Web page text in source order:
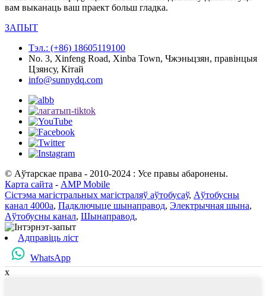
вам выканаць ваш праект больш гладка.
ЗАПЫТ
Тэл.: (+86) 18605119100
No. 3, Xinfeng Road, Xinba Town, Чжэньцзян, правінцыя
Цзянсу, Кітай
info@sunnydq.com
© Аўтарскае права - 2010-2024 : Усе правы абаронены.
Карта сайта - AMP Mobile
Сістэма магістральных магістраляў аўтобусаў, Аўтобусны
канал 4000a, Падключыце шынаправод, Электрычная шына,
Аўтобусны канал, Шынаправод,
Адправіць ліст
WhatsApp
x